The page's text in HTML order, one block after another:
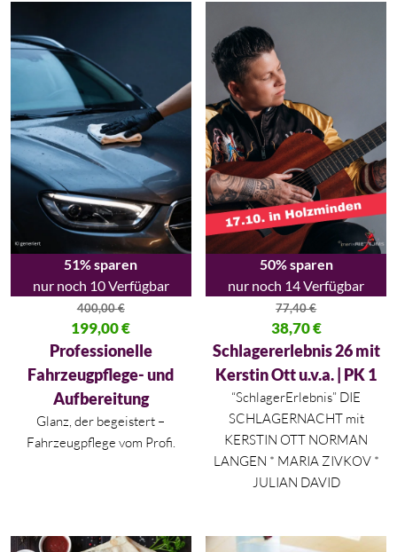
51% sparen
nur noch 10 Verfügbar
400,00€
Ursprünglicher Preis war: 400,00 €
199,00€
Aktueller Preis ist: 199,00 €.
Professionelle
Fahrzeugpflege- und
Aufbereitung
Glanz, der begeistert –
Fahrzeugpflege vom Profi.
50% sparen
nur noch 14 Verfügbar
77,40€
Ursprünglicher Preis war:
38,70€
Aktueller Preis ist: 38,70 €.
Schlagererlebnis 26 mit
Kerstin Ott u.v.a. | PK 1
“SchlagerErlebnis” DIE
SCHLAGERNACHT mit
KERSTIN OTT NORMAN
LANGEN * MARIA ZIVKOV *
JULIAN DAVID